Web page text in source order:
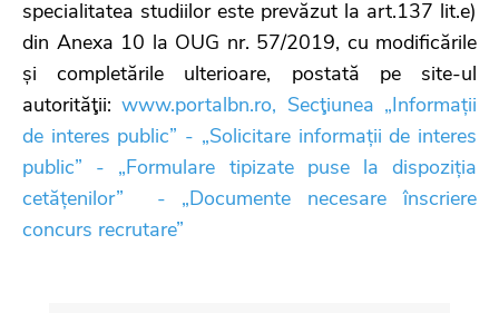
specialitatea studiilor este prevăzut la art.137 lit.e)
din Anexa 10 la OUG nr. 57/2019, cu modificările
și completările ulterioare, postată pe site-ul
autorităţii:www.portalbn.ro, Secţiunea „Informații
de interes public” - „Solicitare informații de interes
public” - „Formulare tipizate puse la dispoziția
cetățenilor” - „Documente necesare înscriere
concurs recrutare”